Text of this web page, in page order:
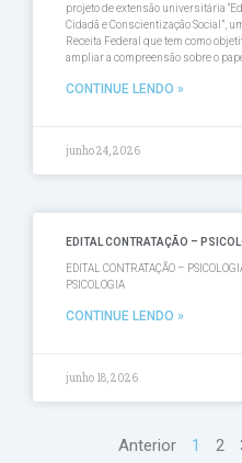
projeto de extensão universitária
Cidadã e Conscientização Social”,
Receita Federal que tem como
ampliar a compreensão sobre o
CONTINUE LENDO »
junho 24, 2026
EDITAL CONTRATAÇÃO –
EDITAL CONTRATAÇÃO –
PSICOLOGIA
CONTINUE LENDO »
junho 18, 2026
Anterior 1 2